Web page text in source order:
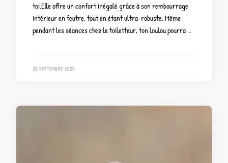
toi.Elle offre un confort inégalé grâce à son rembourrage
intérieur en feutre, tout en étant ultra-robuste. Même
pendant les séances chez le toiletteur, ton loulou pourra …
28 SEPTEMBRE 2025